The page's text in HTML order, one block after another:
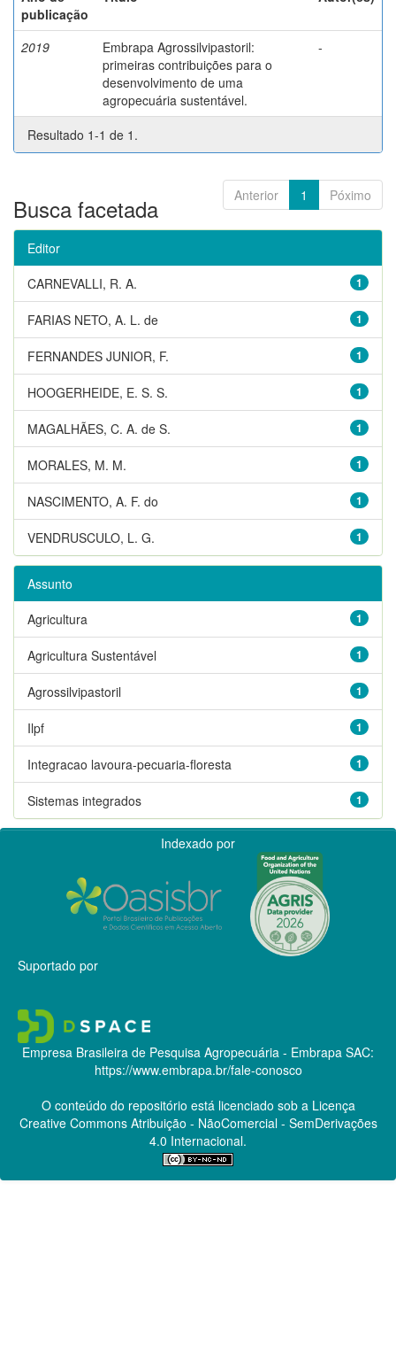
publicação
2019
Embrapa Agrossilvipastoril:
primeiras contribuições para o
desenvolvimento de uma
agropecuária sustentável.
-
Resultado 1-1 de 1.
Anterior 1 Póximo
Busca facetada
Editor
1
CARNEVALLI, R. A.
1
FARIAS NETO, A. L. de
1
FERNANDES JUNIOR, F.
1
HOOGERHEIDE, E. S. S.
1
MAGALHÃES, C. A. de S.
1
MORALES, M. M.
1
NASCIMENTO, A. F. do
1
VENDRUSCULO, L. G.
Assunto
1
Agricultura
1
Agricultura Sustentável
1
Agrossilvipastoril
1
Ilpf
1
Integracao lavoura-pecuaria-floresta
1
Sistemas integrados
Indexado por
Suportado por
Empresa Brasileira de Pesquisa Agropecuária - Embrapa SAC:
https://www.embrapa.br/fale-conosco
O conteúdo do repositório está licenciado sob a Licença
Creative CommonsAtribuição - NãoComercial - SemDerivações
4.0 Internacional.